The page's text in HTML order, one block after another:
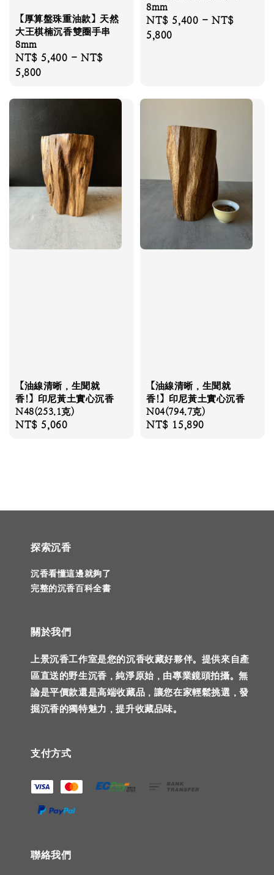
【厚算盤珠重油款】天然
大王棋楠沉香雙圈手串
8mm
Regular
price
NT$ 5,400 -NT$
5,800
8mm
Regular
price
NT$ 5,400 -NT$
5,800
【油線清晰，生聞就
香!】印尼黃土實心沉香
N48(253.1克)
Regular
NT$ 5,060
【油線清晰，生聞就
香!】印尼黃土實心沉香
N04(794.7克)
Regular
NT$ 15,890
探索沉香
沉香看懂這邊就夠了
完整的沉香百科全書
關於我們
上景沉香工作室是您的沉香收藏好夥伴。提供來自產
區直送的野生沉香，純淨原始，由專業鏡頭拍攝。無
論是平價款還是高端收藏品，讓您在家輕鬆挑選，發
掘沉香的獨特魅力，提升收藏品味。
支付方式
聯絡我們